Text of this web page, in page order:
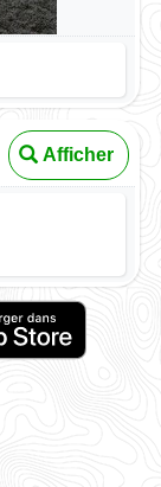
Afficher